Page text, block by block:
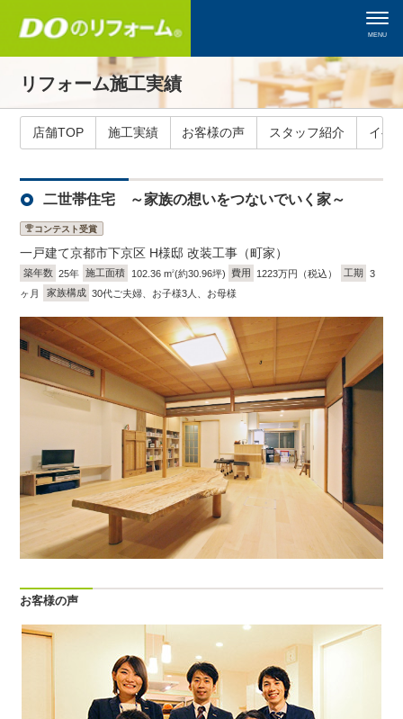
MENU
リフォーム施工実績
店舗TOP 施工実績 お客様の声 スタッフ紹介 イベ
二世帯住宅 ～家族の想いをつないでいく家～
コンテスト受賞
一戸建て京都市下京区 H様邸 改装工事（町家）
築年数 25年 施工面積 102.36 m2(約30.96坪) 費用 1223万円（税込） 工期
3
ヶ月
家族構成 30代ご夫婦、お子様3人、お母様
お客様の声